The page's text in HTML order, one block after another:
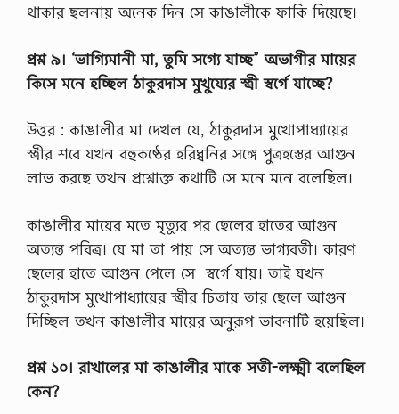
র্কে
ন
থাকার ছলনায় অনেক দিন সে কাঙালীকে ফাকি দিয়েছে।
প্রশ্ন ৯। ‘ভাগ্যিমানী মা, তুমি সগ্যে যাচ্ছ” অভাগীর মায়ের
কিসে মনে হচ্ছিল ঠাকুরদাস মুখুয্যের স্ত্রী স্বর্গে যাচ্ছে?
উত্তর : কাঙালীর মা দেখল যে, ঠাকুরদাস মুখােপাধ্যায়ের
স্ত্রীর শবে যখন বহুকষ্ঠের হরিধ্বনির সঙ্গে পুত্রহস্তের আগুন
লাভ করছে তখন প্রশ্নোক্ত কথাটি সে মনে মনে বলেছিল।
কাঙালীর মায়ের মতে মৃত্যুর পর ছেলের হাতের আগুন
অত্যন্ত পবিত্র। যে মা তা পায় সে অত্যন্ত ভাগ্যবতী। কারণ
ছেলের হাতে আগুন পেলে সে স্বর্গে যায়। তাই যখন
ঠাকুরদাস মুখােপাধ্যায়ের স্ত্রীর চিতায় তার ছেলে আগুন
দিচ্ছিল তখন কাঙালীর মায়ের অনুরূপ ভাবনাটি হয়েছিল।
প্রশ্ন ১০। রাখালের মা কাঙালীর মাকে সতী-লক্ষ্মী বলেছিল
কেন?